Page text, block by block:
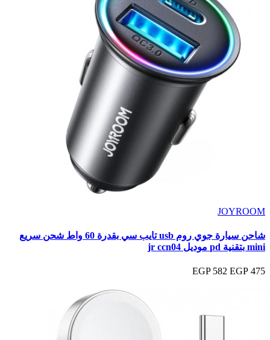
JOYROOM
شاحن سيارة جوي روم usb تايب سي بقدرة 60 واط شحن سريع
mini بتقنية pd موديل jr ccn04
475 EGP
582 EGP